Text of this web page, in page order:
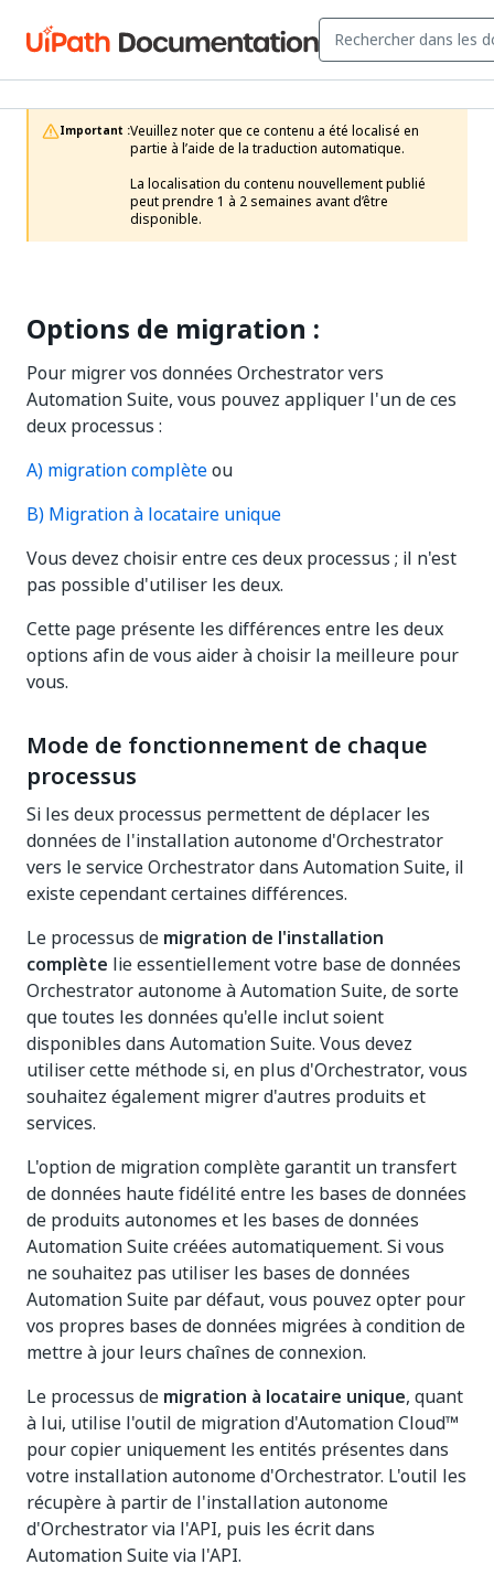
Important :Veuillez noter que ce contenu a été localisé en
partie à l’aide de la traduction automatique.
La localisation du contenu nouvellement publié
peut prendre 1 à 2 semaines avant d’être
disponible.
Options de migration :
Pour migrer vos données Orchestrator vers
Automation Suite, vous pouvez appliquer l'un de ces
deux processus :
A) migration complèteou
B) Migration à locataire unique
Vous devez choisir entre ces deux processus ; il n'est
pas possible d'utiliser les deux.
Cette page présente les différences entre les deux
options afin de vous aider à choisir la meilleure pour
vous.
Mode de fonctionnement de chaque
processus
Si les deux processus permettent de déplacer les
données de l'installation autonome d'Orchestrator
vers le service Orchestrator dans Automation Suite, il
existe cependant certaines différences.
Le processus de migration de l'installation
complète lie essentiellement votre base de données
Orchestrator autonome à Automation Suite, de sorte
que toutes les données qu'elle inclut soient
disponibles dans Automation Suite. Vous devez
utiliser cette méthode si, en plus d'Orchestrator, vous
souhaitez également migrer d'autres produits et
services.
L'option de migration complète garantit un transfert
de données haute fidélité entre les bases de données
de produits autonomes et les bases de données
Automation Suite créées automatiquement. Si vous
ne souhaitez pas utiliser les bases de données
Automation Suite par défaut, vous pouvez opter pour
vos propres bases de données migrées à condition de
mettre à jour leurs chaînes de connexion.
Le processus de migration à locataire unique, quant
à lui, utilise l'outil de migration d'Automation Cloud™
pour copier uniquement les entités présentes dans
votre installation autonome d'Orchestrator. L'outil les
récupère à partir de l'installation autonome
d'Orchestrator via l'API, puis les écrit dans
Automation Suite via l'API.